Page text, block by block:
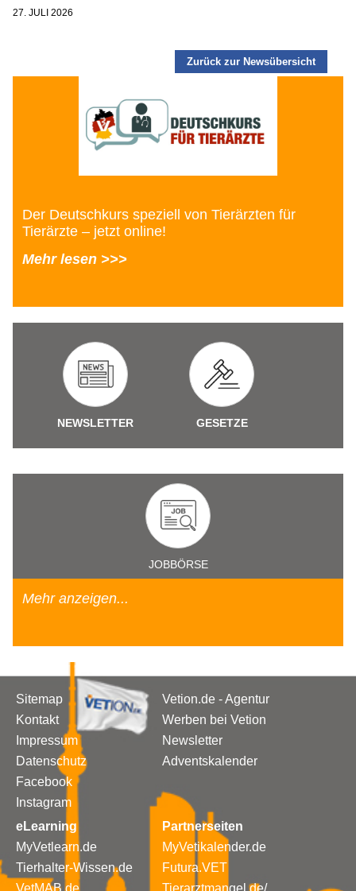
27. JULI 2026
Zurück zur Newsübersicht
Der Deutschkurs speziell von Tierärzten für
Tierärzte – jetzt online!
Mehr lesen >>>
NEWSLETTER GESETZE
JOBBÖRSE
Mehr anzeigen...
Sitemap
Kontakt
Impressum
Datenschutz
Facebook
Instagram
Vetion.de - Agentur
Werben bei Vetion
Newsletter
Adventskalender
eLearning
MyVetlearn.de
Tierhalter-Wissen.de
Partnerseiten
MyVetikalender.de
Futura.VET